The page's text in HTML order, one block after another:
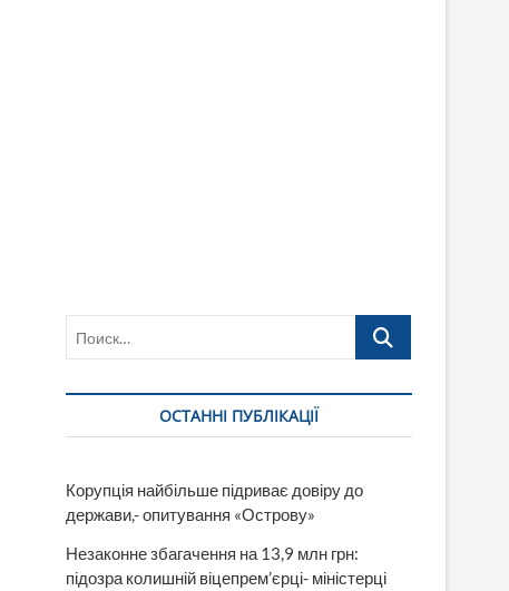
Поиск…
ОСТАННІ ПУБЛІКАЦІЇ
Корупція найбільше підриває довіру до
держави,- опитування «Острову»
Незаконне збагачення на 13,9 млн грн:
підозра колишній віцепрем’єрці- міністерці